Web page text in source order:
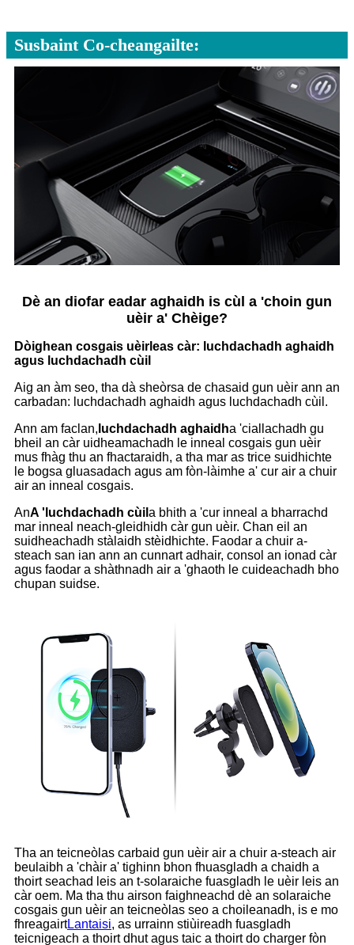
Susbaint Co-cheangailte:
Dè an diofar eadar aghaidh is cùl a 'choin gun
uèir a' Chèige?
Dòighean cosgais uèirleas càr: luchdachadh aghaidh
agus luchdachadh cùil
Aig an àm seo, tha dà sheòrsa de chasaid gun uèir ann an
carbadan: luchdachadh aghaidh agus luchdachadh cùil.
Ann am faclan, luchdachadh aghaidha 'ciallachadh gu
bheil an càr uidheamachadh le inneal cosgais gun uèir
mus fhàg thu an fhactaraidh, a tha mar as trice suidhichte
le bogsa gluasadach agus am fòn-làimhe a' cur air a chuir
air an inneal cosgais.
AnA 'luchdachadh cùil a bhith a 'cur inneal a bharrachd
mar inneal neach-gleidhidh càr gun uèir. Chan eil an
suidheachadh stàlaidh stèidhichte. Faodar a chuir a-
steach san ian ann an cunnart adhair, consol an ionad càr
agus faodar a shàthnadh air a 'ghaoth le cuideachadh bho
chupan suidse.
Tha an teicneòlas carbaid gun uèir air a chuir a-steach air
beulaibh a 'chàir a' tighinn bhon fhuasgladh a chaidh a
thoirt seachad leis an t-solaraiche fuasgladh le uèir leis an
càr oem. Ma tha thu airson faighneachd dè an solaraiche
cosgais gun uèir an teicneòlas seo a choileanadh, is e mo
fhreagairtLantaisi, as urrainn stiùireadh fuasgladh
teicnigeach a thoirt dhut agus taic a thoirt do charger fòn